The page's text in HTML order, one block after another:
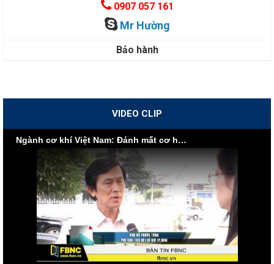
0907 057 161
Mr Hường
Bảo hành
VIDEO CLIP
Ngành cơ khí Việt Nam: Đánh mất cơ hội vì nội lực yếu